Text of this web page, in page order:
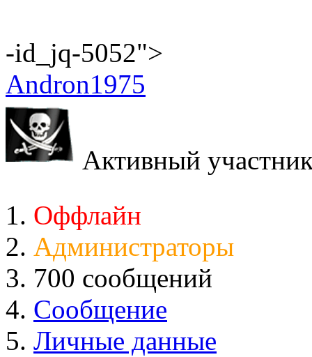
-id_jq-5052">
Andron1975
Активный
Оффлайн
Администраторы
700 сообщений
Сообщение
Личные данные